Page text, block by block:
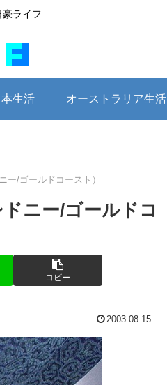
豪ライフ
本生活 オーストラリア生活
ー/ゴールドコースト）
ニー/ゴールドコ
コピー
2003.08.15